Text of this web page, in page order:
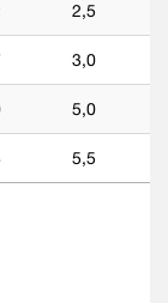
2,5
3,0
5,0
5,5